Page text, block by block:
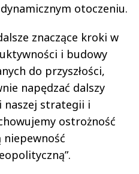
otoczeniu.
znaczące kroki w
i budowy
do przyszłości,
napędzać dalszy
naszej strategii i
ostrożność
niepewność